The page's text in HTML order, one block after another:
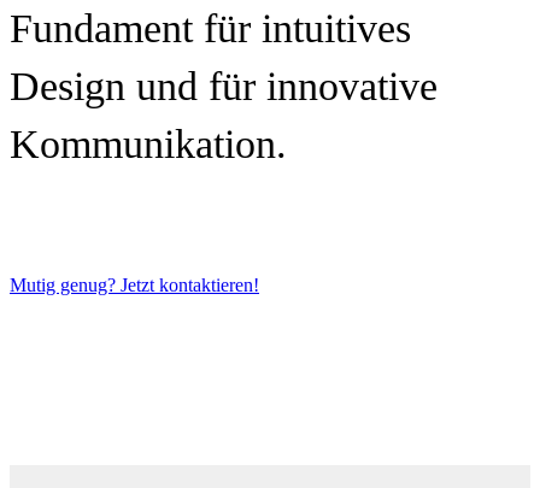
Fundament für intuitives
Design und für innovative
Kommunikation.
Mutig genug? Jetzt kontaktieren!